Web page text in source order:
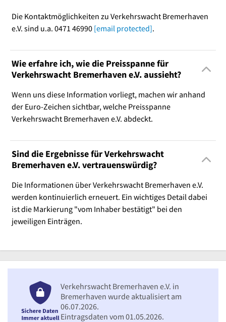
Die Kontaktmöglichkeiten zu Verkehrswacht Bremerhaven
e.V. sind u.a. 0471 46990 [email protected].
Wie erfahre ich, wie die Preisspanne für
Verkehrswacht Bremerhaven e.V. aussieht?
Wenn uns diese Information vorliegt, machen wir anhand
der Euro-Zeichen sichtbar, welche Preisspanne
Verkehrswacht Bremerhaven e.V. abdeckt.
Sind die Ergebnisse für Verkehrswacht
Bremerhaven e.V. vertrauenswürdig?
Die Informationen über Verkehrswacht Bremerhaven e.V.
werden kontinuierlich erneuert. Ein wichtiges Detail dabei
ist die Markierung "vom Inhaber bestätigt" bei den
jeweiligen Einträgen.
Verkehrswacht Bremerhaven e.V. in
Bremerhaven wurde aktualisiert am
06.07.2026.
Eintragsdaten vom 01.05.2026.